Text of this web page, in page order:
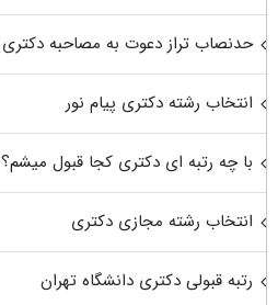
حدنصاب تراز دعوت به مصاحبه دکتری
انتخاب رشته دکتری پیام نور
با چه رتبه ای دکتری کجا قبول میشم؟
انتخاب رشته مجازی دکتری
رتبه قبولی دکتری دانشگاه تهران